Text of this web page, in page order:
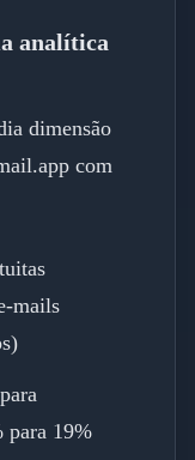
analítica
dimensão
com
mails
para 19%